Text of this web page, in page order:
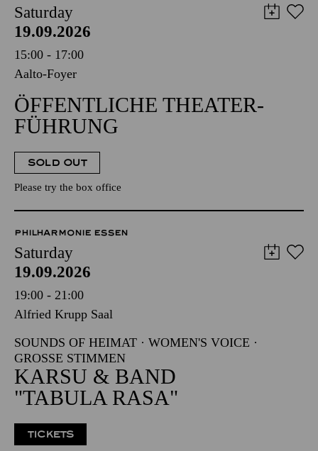
Saturday
19.09.2026
15:00 - 17:00
Aalto-Foyer
ÖFFENTLICHE THEATER­
FÜHRUNG
SOLD OUT
Please try the box office
PHILHARMONIE ESSEN
Saturday
19.09.2026
19:00 - 21:00
Alfried Krupp Saal
SOUNDS OF HEIMAT · WOMEN'S VOICE ·
GROSSE STIMMEN
KARSU & BAND
"TABULA RASA"
TICKETS